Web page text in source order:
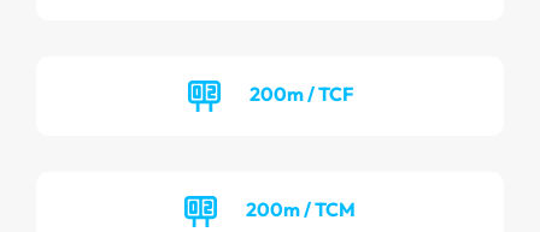
200m / TCF
200m / TCM